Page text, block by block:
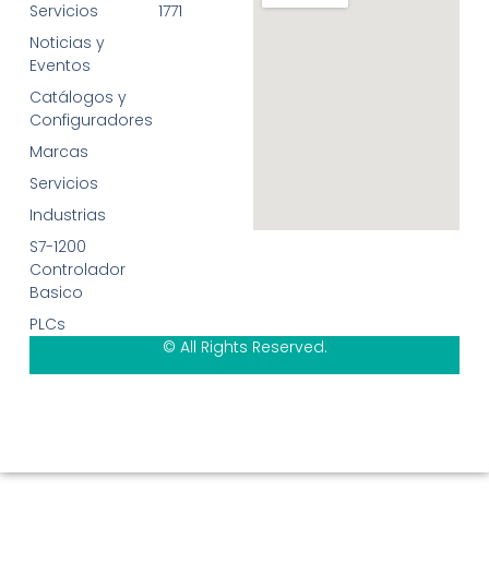
Servicios
Noticias y
Eventos
Catálogos y
Configuradores
Marcas
Servicios
Industrias
S7-1200
Controlador
Basico
PLCs
1771
© All Rights Reserved.